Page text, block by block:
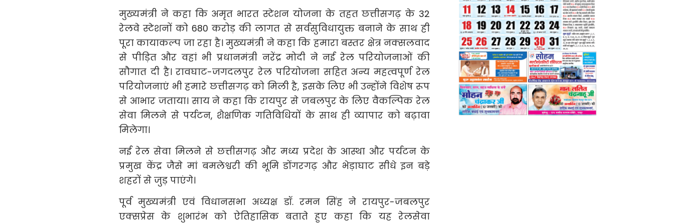
मुख्यमंत्री ने कहा कि अमृत भारत स्टेशन योजना के तहत छत्तीसगढ़ के 32
रेलवे स्टेशनों को 680 करोड़ की लागत से सर्वसुविधायुक्त बनाने के साथ ही
पूरा कायाकल्प जा रहा है। मुख्यमंत्री ने कहा कि हमारा बस्तर क्षेत्र नक्सलवाद
से पीड़ित और वहां भी प्रधानमंत्री नरेंद्र मोदी ने नई रेल परियोजनाओं की
सौगात दी है। रावघाट-जगदलपुर रेल परियोजना सहित अन्य महत्वपूर्ण रेल
परियोजनाएं भी हमारे छत्तीसगढ़ को मिली है, इसके लिए भी उन्होंने विशेष रूप
से आभार जताया। साय ने कहा कि रायपुर से जबलपुर के लिए वैकल्पिक रेल
सेवा मिलने से पर्यटन, शैक्षणिक गतिविधियों के साथ ही व्यापार को बढ़ावा
मिलेगा।
नई रेल सेवा मिलने से छत्तीसगढ़ और मध्य प्रदेश के आस्था और पर्यटन के
प्रमुख केंद्र जैसे मां बमलेश्वरी की भूमि डोंगरगढ़ और भेड़ाघाट सीधे इन बड़े
शहरों से जुड़ पाएंगे।
पूर्व मुख्यमंत्री एवं विधानसभा अध्यक्ष डॉ. रमन सिंह ने रायपुर-जबलपुर
एक्सप्रेस के शुभारंभ को ऐतिहासिक बताते हुए कहा कि यह रेलसेवा